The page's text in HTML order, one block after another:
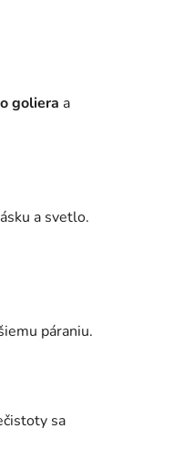
goliera a
a svetlo.
páraniu.
sa